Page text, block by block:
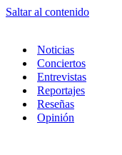
Saltar al contenido
Noticias
Conciertos
Entrevistas
Reportajes
Reseñas
Opinión